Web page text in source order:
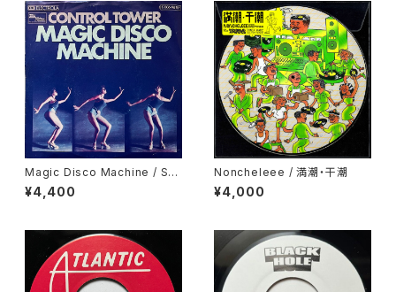
Magic Disco Machine / Scr
atchin'
¥4,400
Noncheleee / 満潮・干潮
¥4,000